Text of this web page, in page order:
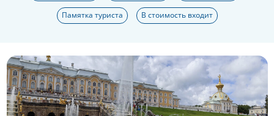
Памятка туриста В стоимость входит